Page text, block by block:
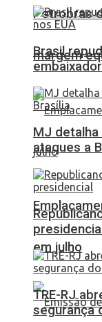
Petrobras
margem
em julho
Brasil
MJ
ataques a
TRE-RJ
segurança